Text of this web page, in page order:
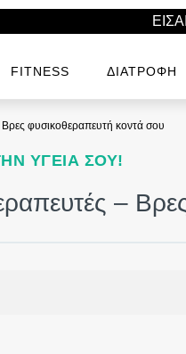
FITNESS ΔΙΑΤΡΟΦΉ
φυσικοθεραπευτή κοντά σου
ΥΓΕΊΑ ΣΟΥ!
–